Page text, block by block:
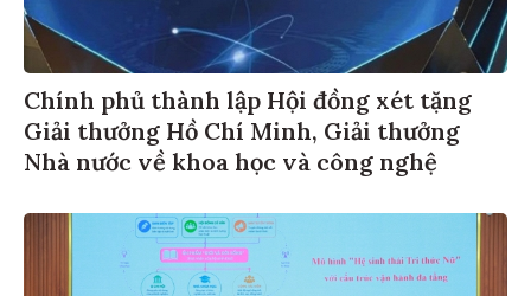
Chính phủ thành lập Hội đồng xét tặng
Giải thưởng Hồ Chí Minh, Giải thưởng
Nhà nước về khoa học và công nghệ